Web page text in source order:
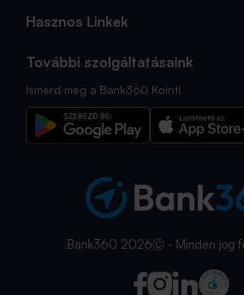
Hasznos Linkek
További szolgáltatásaink
Ismerd meg a Bank360 Koint!
Bank360 2026Ⓒ - Minden jog